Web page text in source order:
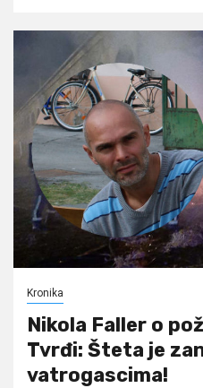
Kronika
Nikola Faller o
Tvrđi: Šteta je
vatrogascima!